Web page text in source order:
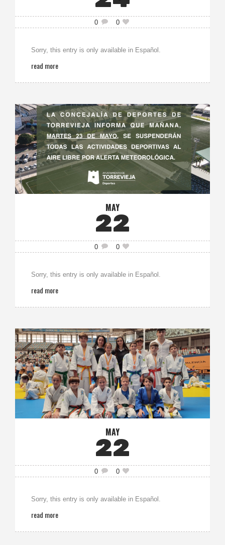
0 0
Sorry, this entry is only available in Español.
read more
MAY
22
0 0
Sorry, this entry is only available in Español.
read more
MAY
22
0 0
Sorry, this entry is only available in Español.
read more